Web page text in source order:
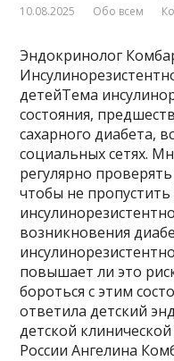
10.08.2025 Обо всем
Эндокринолог
детейТема
состояния,
сахарного диабета,
социальных сетях.
регулярно
чтобы не
возникновения
повышает ли это
бороться с этим
ответила детский
детской
России Ангелина